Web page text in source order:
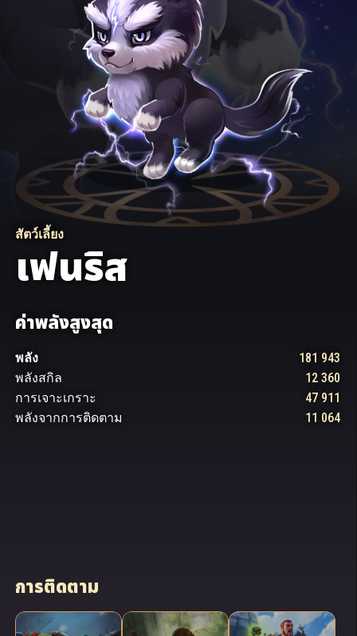
สัตว์เลี้ยง
เฟ​นริส
ค่าพลังสูงสุด
พลัง
181 943
พลัง​สกิล
12 360
การเจาะเกราะ
47 911
พลัง​จาก​การ​ติดตาม
11 064
การติดตาม